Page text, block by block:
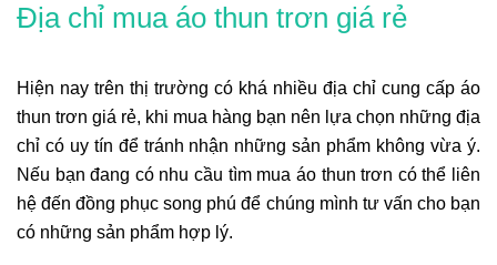
Địa chỉ mua áo thun trơn giá rẻ
Hiện nay trên thị trường có khá nhiều địa chỉ cung cấp áo
thun trơn giá rẻ, khi mua hàng bạn nên lựa chọn những địa
chỉ có uy tín để tránh nhận những sản phẩm không vừa ý.
Nếu bạn đang có nhu cầu tìm mua áo thun trơn có thể liên
hệ đến đồng phục song phú để chúng mình tư vấn cho bạn
có những sản phẩm hợp lý.